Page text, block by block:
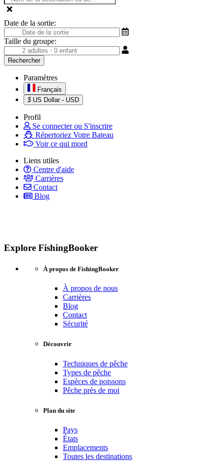
Date de la sortie:
Taille du groupe:
Paramètres
Français
$ US Dollar - USD
Profil
Se connecter ou S'inscrire
Répertoriez Votre Bateau
Voir ce qui mord
Liens utiles
Centre d'aide
Carrières
Contact
Blog
Explore FishingBooker
À propos de FishingBooker
À propos de nous
Carrières
Blog
Contact
Sécurité
Découvrir
Techniques de pêche
Types de pêche
Espèces de poissons
Pêche près de moi
Plan du site
Pays
États
Emplacements
Toutes les destinations